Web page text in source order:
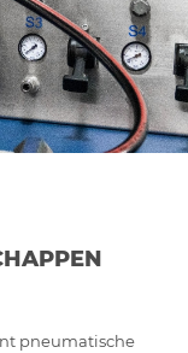
pneumatische